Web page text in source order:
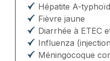
Hépatite A-
Fièvre jaune
Diarrhée à ETEC
Influenza
Méningocoque